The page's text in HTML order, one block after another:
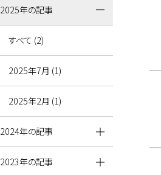
2025年の記事
すべて (2)
2025年7月 (1)
2025年2月 (1)
2024年の記事
2023年の記事